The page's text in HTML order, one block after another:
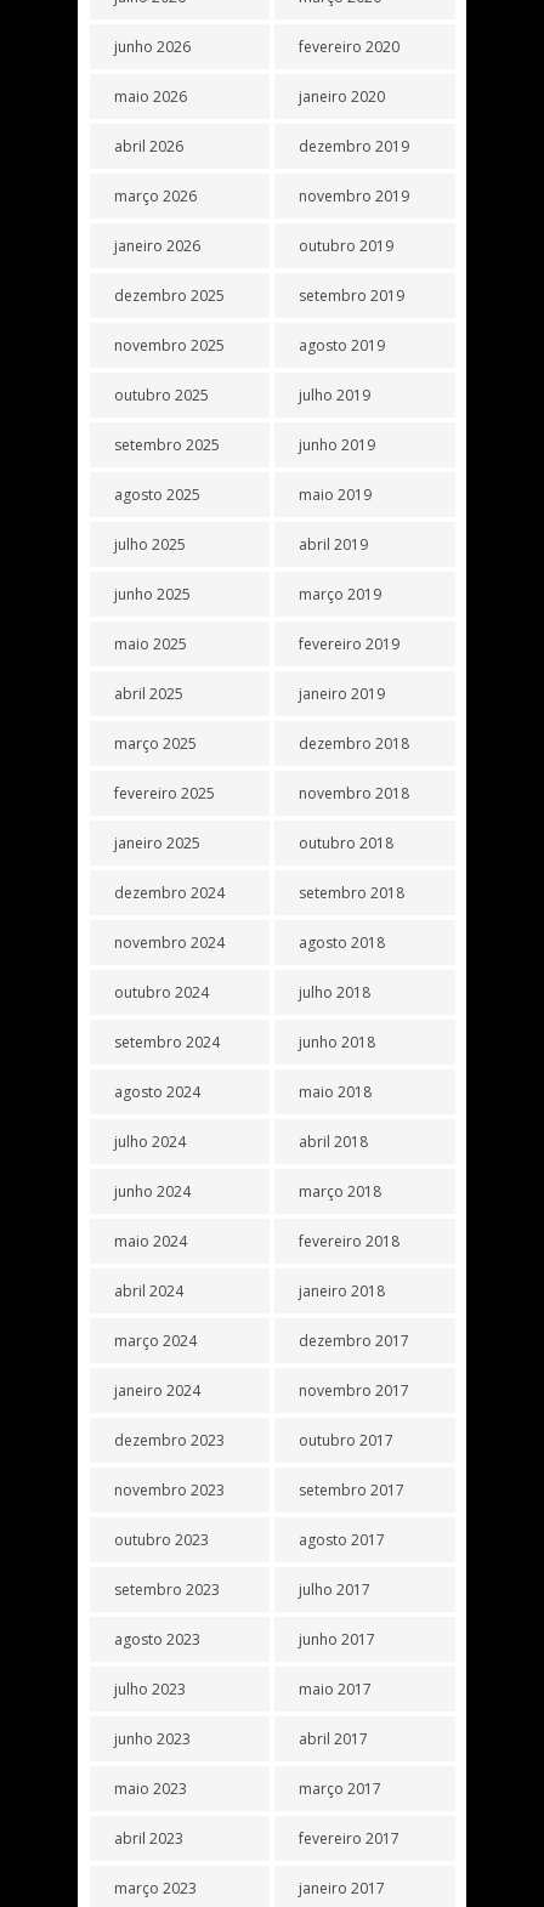
junho 2026
maio 2026
abril 2026
março 2026
janeiro 2026
dezembro 2025
novembro 2025
outubro 2025
setembro 2025
agosto 2025
julho 2025
junho 2025
maio 2025
abril 2025
março 2025
fevereiro 2025
janeiro 2025
dezembro 2024
novembro 2024
outubro 2024
setembro 2024
agosto 2024
julho 2024
junho 2024
maio 2024
abril 2024
março 2024
janeiro 2024
dezembro 2023
novembro 2023
outubro 2023
setembro 2023
agosto 2023
julho 2023
junho 2023
maio 2023
abril 2023
março 2023
fevereiro 2020
janeiro 2020
dezembro 2019
novembro 2019
outubro 2019
setembro 2019
agosto 2019
julho 2019
junho 2019
maio 2019
abril 2019
março 2019
fevereiro 2019
janeiro 2019
dezembro 2018
novembro 2018
outubro 2018
setembro 2018
agosto 2018
julho 2018
junho 2018
maio 2018
abril 2018
março 2018
fevereiro 2018
janeiro 2018
dezembro 2017
novembro 2017
outubro 2017
setembro 2017
agosto 2017
julho 2017
junho 2017
maio 2017
abril 2017
março 2017
fevereiro 2017
janeiro 2017